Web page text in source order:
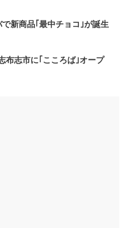
で新商品｢最中チョコ｣が誕生
布志市に｢こころば｣オープ